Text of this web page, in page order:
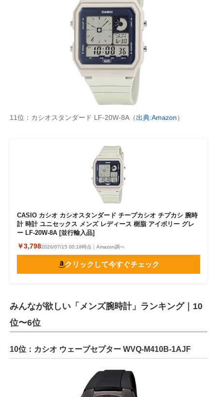
11位：カシオスタンダード LF-20W-8A（出典:Amazon）
CASIO カシオ カシオスタンダード チープカシオ チプカシ 腕時
計 時計 ユニセックス メンズ レディース 樹脂 アイボリー グレ
ー LF-20W-8A [並行輸入品]
￥3,7982026/07/15 00:18時点｜Amazon調べ
クリックして今すぐチェック
みんなが欲しい「メンズ腕時計」ランキング｜10
位〜6位
10位：カシオ ウェーブセプター WVQ-M410B-1AJF